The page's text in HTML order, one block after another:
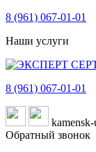
8 (961) 067-01-01
Наши услуги
8 (961) 067-01-01
Обратный звонок